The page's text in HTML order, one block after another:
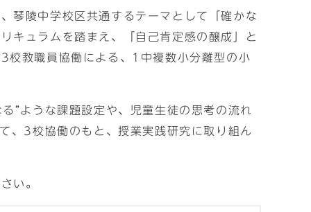
琴陵中学校区共通するテーマとして「確かな
キュラムを踏まえ、「自己肯定感の醸成」と
校教職員協働による、1中複数小分離型の小
”ような課題設定や、児童生徒の思考の流れ
、3校協働のもと、授業実践研究に取り組ん
い。